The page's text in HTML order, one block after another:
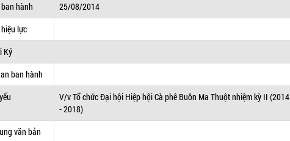
hành
25/08/2014
lực
Ký
ban hành
V/v Tổ chức Đại hội Hiệp hội Cà phê Buôn Ma Thuột nhiệm kỳ II (2014
- 2018)
văn bản